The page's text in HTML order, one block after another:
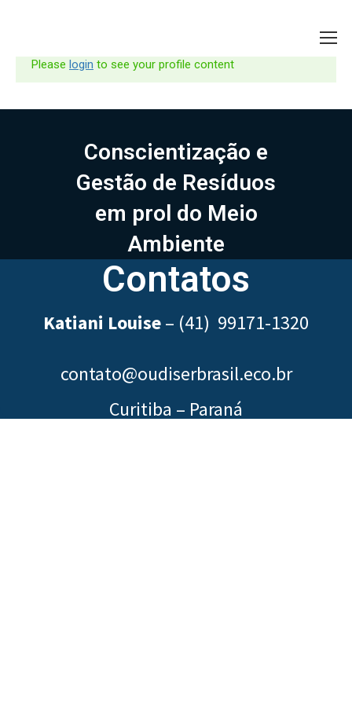
Please login to see your profile content
Conscientização e
Gestão de Resíduos
em prol do Meio
Ambiente
Contatos
Katiani Louise– (41) 99171-1320
contato@oudiserbrasil.eco.br
Curitiba – Paraná